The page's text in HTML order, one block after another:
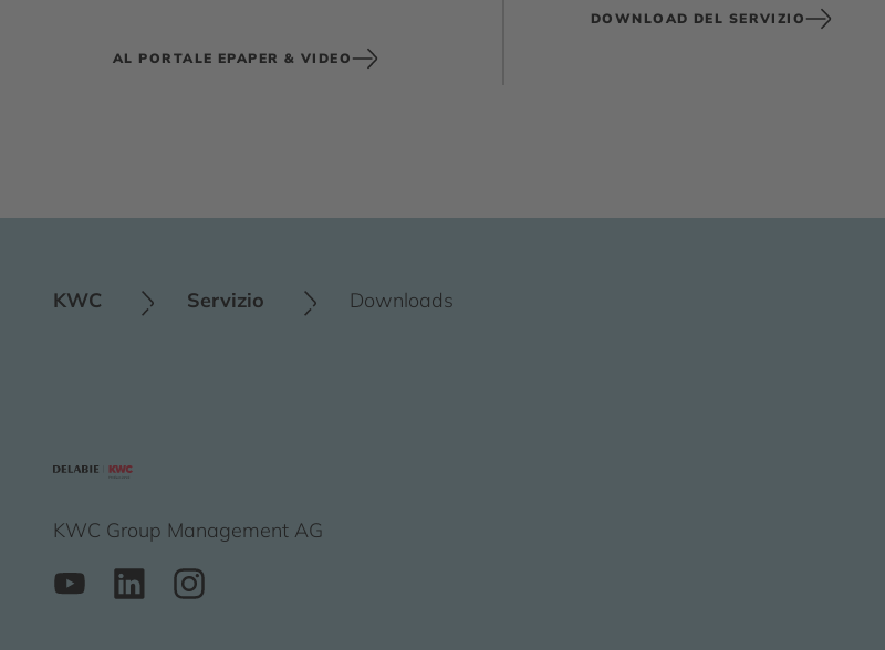
AL PORTALE EPAPER & VIDEO
DOWNLOAD DEL SERVIZIO
KWC Servizio Downloads
KWC Group Management AG